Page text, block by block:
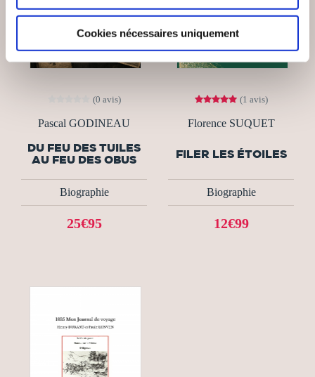
Cookies nécessaires uniquement
(0 avis)
Pascal GODINEAU
DU FEU DES TUILES
AU FEU DES OBUS
Biographie
25€95
(1 avis)
Florence SUQUET
FILER LES ÉTOILES
Biographie
12€99